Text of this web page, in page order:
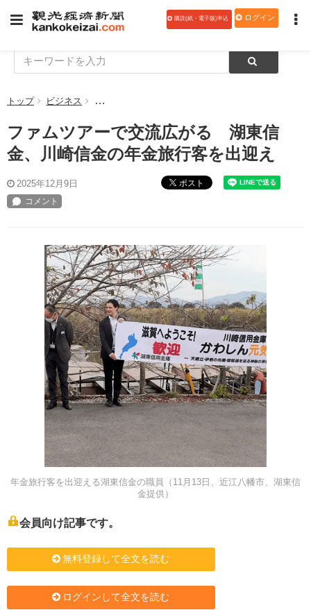
購読(紙・電子版)申込 ログイン
トップ ビジネス ファムツアーで交流広がる 湖東信金、川崎信金の
ファムツアーで交流広がる 湖東信
金、川崎信金の年金旅行客を出迎え
2025年12月9日 ポスト
年金旅行客を出迎える湖東信金の職員（11月13日、近江八幡市、湖東信
金提供）
会員向け記事です。
無料登録して全文を読む
ログインして全文を読む